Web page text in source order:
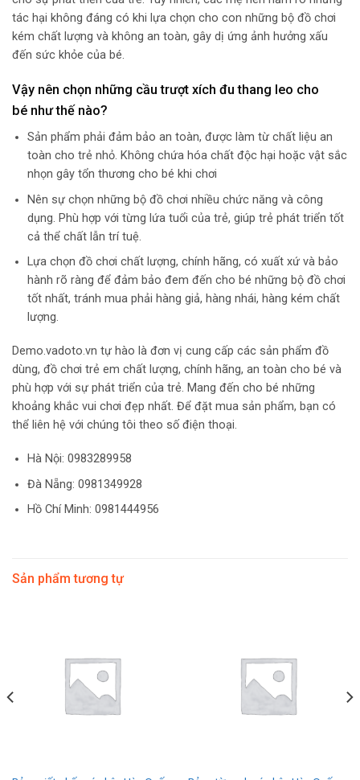
tác hại không đáng có khi lựa chọn cho con những bộ đồ chơi
kém chất lượng và không an toàn, gây dị ứng ảnh hưởng xấu
đến sức khỏe của bé.
Vậy nên chọn những cầu trượt xích đu thang leo cho
bé như thế nào?
Sản phẩm phải đảm bảo an toàn, được làm từ chất liệu an
toàn cho trẻ nhỏ. Không chứa hóa chất độc hại hoặc vật sắc
nhọn gây tổn thương cho bé khi chơi
Nên sự chọn những bộ đồ chơi nhiều chức năng và công
dụng. Phù hợp với từng lứa tuổi của trẻ, giúp trẻ phát triển tốt
cả thể chất lẫn trí tuệ.
Lựa chọn đồ chơi chất lượng, chính hãng, có xuất xứ và bảo
hành rõ ràng để đảm bảo đem đến cho bé những bộ đồ chơi
tốt nhất, tránh mua phải hàng giả, hàng nhái, hàng kém chất
lượng.
Demo.vadoto.vn tự hào là đơn vị cung cấp các sản phẩm đồ
dùng, đồ chơi trẻ em chất lượng, chính hãng, an toàn cho bé và
phù hợp với sự phát triển của trẻ. Mang đến cho bé những
khoảng khắc vui chơi đẹp nhất. Để đặt mua sản phẩm, bạn có
thể liên hệ với chúng tôi theo số điện thoại.
Hà Nội: 0983289958
Đà Nẵng: 0981349928
Hồ Chí Minh: 0981444956
Sản phẩm tương tự